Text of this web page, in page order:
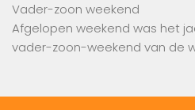
Vader-zoon weekend
Afgelopen weekend was het
vader-zoon-weekend van de